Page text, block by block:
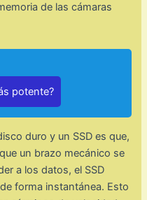
de las cámaras
potente?
duro y un SSD es que,
un brazo mecánico se
a los datos, el SSD
forma instantánea. Esto